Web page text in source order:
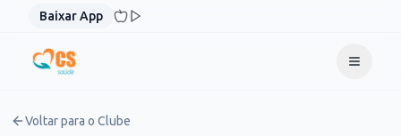
Pular para o conteúdo
Baixar App
Voltar para o Clube